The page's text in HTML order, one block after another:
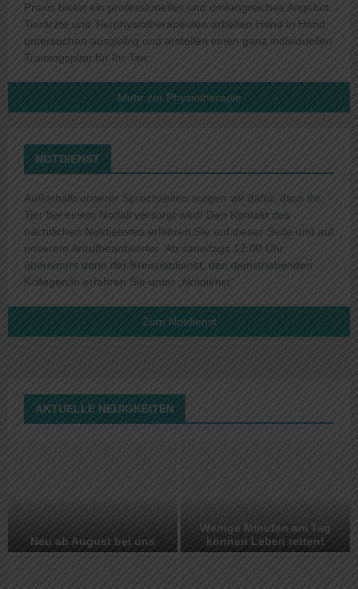
Praxis bietet ein professionelles und umfangreiches Angebot.
Tierärzte und Tierphysiotherapeuten arbeiten Hand in Hand,
untersuchen ausgiebig und erstellen einen ganz individuellen
Trainingsplan für Ihr Tier.
Mehr zur Physiotherapie
NOTDIENST
Außerhalb unserer Sprechzeiten sorgen wir dafür, dass Ihr
Tier bei einem Notfall versorgt wird! Den Kontakt des
nächtlichen Notdienstes erfahren Sie auf dieser Seite und auf
unserem Anrufbeantworter. Ab samstags 12:00 Uhr
übernimmt dann der Kreisnotdienst, den diensthabenden
Kollegen/in erfahren Sie unter „Notdienst“.
Zum Notdienst
AKTUELLE NEUIGKEITEN
Neu ab August bei uns
Wenige Minuten am Tag
können Leben retten!